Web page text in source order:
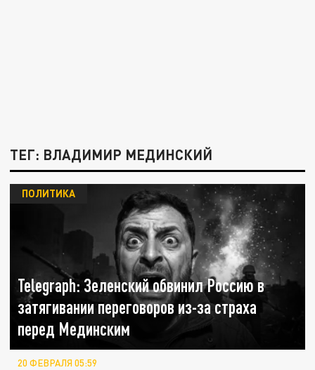
ТЕГ: ВЛАДИМИР МЕДИНСКИЙ
Telegraph: Зеленский обвинил Россию в
затягивании переговоров из-за страха
перед Мединским
ПОЛИТИКА
20 ФЕВРАЛЯ 05:59